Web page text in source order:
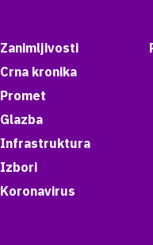
Zanimljivosti
Crna kronika
Promet
Glazba
Infrastruktura
Izbori
Koronavirus